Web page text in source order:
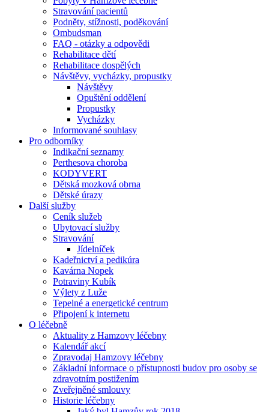
Stravování pacientů
Podněty, stížnosti, poděkování
Ombudsman
FAQ - otázky a odpovědi
Rehabilitace dětí
Rehabilitace dospělých
Návštěvy, vycházky, propustky
Návštěvy
Opuštění oddělení
Propustky
Vycházky
Informované souhlasy
Pro odborníky
Indikační seznamy
Perthesova choroba
KODYVERT
Dětská mozková obrna
Dětské úrazy
Další služby
Ceník služeb
Ubytovací služby
Stravování
Jídelníček
Kadeřnictví a pedikúra
Kavárna Nopek
Potraviny Kubík
Výlety z Luže
Tepelné a energetické centrum
Připojení k internetu
O léčebně
Aktuality z Hamzovy léčebny
Kalendář akcí
Zpravodaj Hamzovy léčebny
Základní informace o přístupnosti budov pro osoby se
zdravotním postižením
Zveřejněné smlouvy
Historie léčebny